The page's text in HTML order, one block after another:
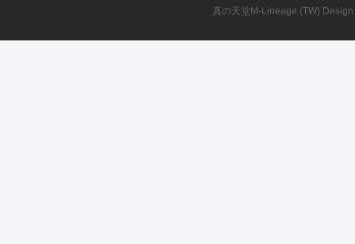
真の天堂M-Lineage (TW)